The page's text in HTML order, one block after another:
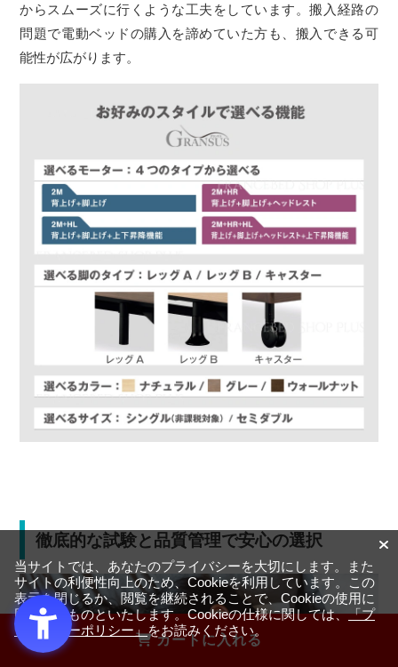
カートに入れる
からスムーズに行くような工夫をしています。搬入経路の
問題で電動ベッドの購入を諦めていた方も、搬入できる可
能性が広がります。
徹底的な試験と品質管理で安心の選択
当サイトでは、あなたのプライバシーを大切にします。また
サイトの利便性向上のため、Cookieを利用しています。この
表示を閉じるか、閲覧を継続されることで、Cookieの使用に
同意するものといたします。Cookieの仕様に関しては、「プ
ライバシーポリシー」をお読みください。